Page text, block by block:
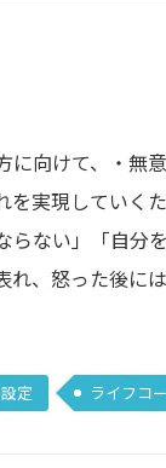
向けて、・無
実現していく
ない」「自分
れ、怒った後
定 ライフコ